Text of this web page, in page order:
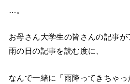
…。
お母さん大学生の皆さんの記事
雨の日の記事を読む度に、
なんで一緒に「雨降ってきちゃっ